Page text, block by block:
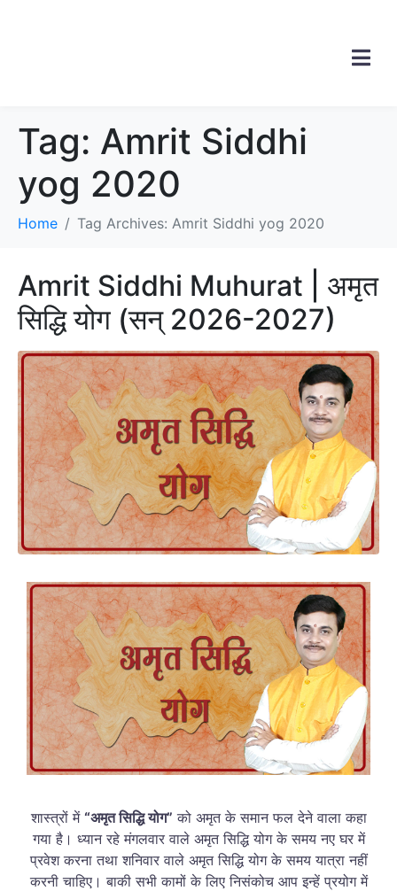
Tag: Amrit Siddhi
yog 2020
Home Tag Archives: Amrit Siddhi yog 2020
Amrit Siddhi Muhurat | अमृत
सिद्धि योग (सन् 2026-2027)
शास्त्रों में “अमृत सिद्धि योग” को अमृत के समान फल देने वाला कहा
गया है। ध्यान रहे मंगलवार वाले अमृत सिद्धि योग के समय नए घर में
प्रवेश करना तथा शनिवार वाले अमृत सिद्धि योग के समय यात्रा नहीं
करनी चाहिए। बाकी सभी कामों के लिए निसंकोच आप इन्हें प्रयोग में